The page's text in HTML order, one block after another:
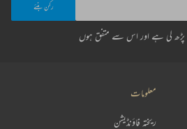
پڑھ لی ہے اور اس سے متفق ہوں
معلومات
ریختہ فاؤنڈیشن